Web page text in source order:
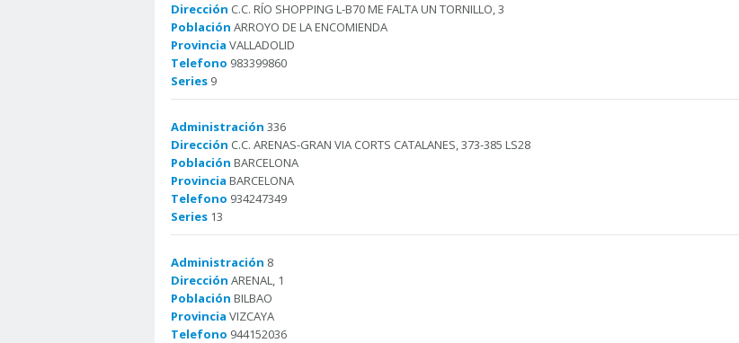
Dirección C.C. RÍO SHOPPING L-B70 ME FALTA UN TORNILLO, 3
Población ARROYO DE LA ENCOMIENDA
Provincia VALLADOLID
Telefono 983399860
Series 9
Administración 336
Dirección C.C. ARENAS-GRAN VIA CORTS CATALANES, 373-385 LS28
Población BARCELONA
Provincia BARCELONA
Telefono 934247349
Series 13
Administración 8
Dirección ARENAL, 1
Población BILBAO
Provincia VIZCAYA
Telefono 944152036